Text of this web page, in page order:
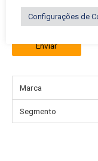
Enviar
Marca
Segmento
Configurações de